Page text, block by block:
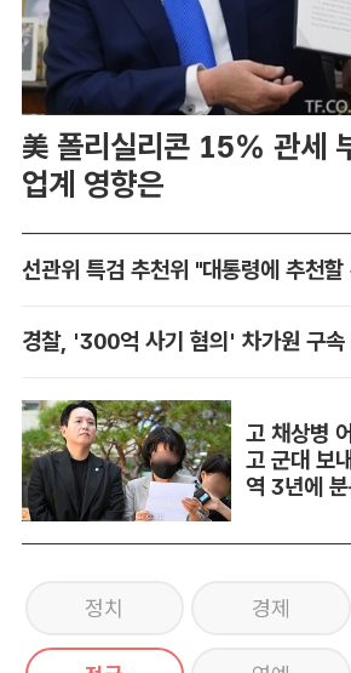
美 폴리실리콘 15% 관세
업계 영향은
경찰, '300억 사기 혐의' 차가원 구속
고 채상병
고 군대 보
역 3년에
정치 경제